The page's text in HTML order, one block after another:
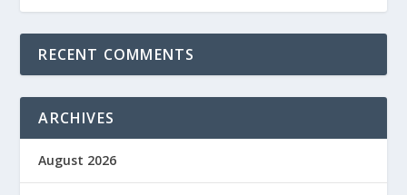
RECENT COMMENTS
ARCHIVES
August 2026